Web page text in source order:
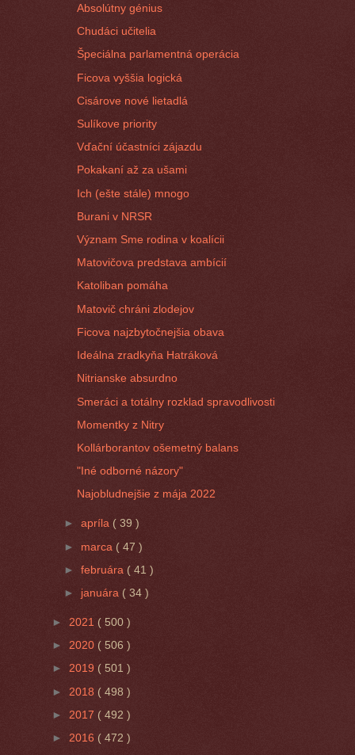
Absolútny génius
Chudáci učitelia
Špeciálna parlamentná operácia
Ficova vyššia logická
Cisárove nové lietadlá
Sulíkove priority
Vďační účastníci zájazdu
Pokakaní až za ušami
Ich (ešte stále) mnogo
Burani v NRSR
Význam Sme rodina v koalícii
Matovičova predstava ambícií
Katoliban pomáha
Matovič chráni zlodejov
Ficova najzbytočnejšia obava
Ideálna zradkyňa Hatráková
Nitrianske absurdno
Smeráci a totálny rozklad spravodlivosti
Momentky z Nitry
Kollárborantov ošemetný balans
"Iné odborné názory"
Najobludnejšie z mája 2022
►apríla ( 39 )
► marca ( 47 )
►februára ( 41 )
► januára( 34 )
► 2021 ( 500 )
► 2020 ( 506 )
► 2019 ( 501 )
► 2018 ( 498 )
► 2017 ( 492 )
► 2016 ( 472 )